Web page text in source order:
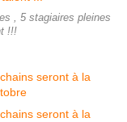
, 5 stagiaires pleines
!!!